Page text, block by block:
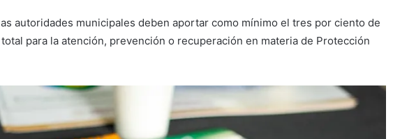
autoridades municipales deben aportar como mínimo el tres por ciento de
para la atención, prevención o recuperación en materia de Protección